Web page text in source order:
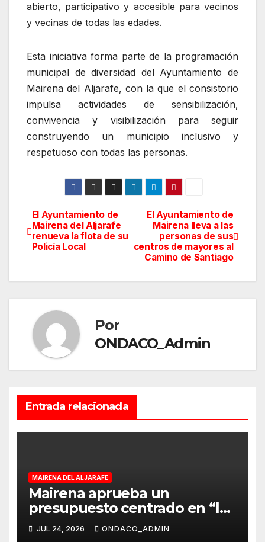
abierto, participativo y accesible para vecinos
y vecinas de todas las edades.
Esta iniciativa forma parte de la programación
municipal de diversidad del Ayuntamiento de
Mairena del Aljarafe, con la que el consistorio
impulsa actividades de sensibilización,
convivencia y visibilización para seguir
construyendo un municipio inclusivo y
respetuoso con todas las personas.
Navegación
de
El Ayuntamiento de
Mairena lleva a las
personas de sus
centros de mayores al
Camino de Santiago
El Ayuntamiento de
Mairena del Aljarafe
renueva la flota de su
Policía Local
Por
ONDACO_Admin
Entrada relacionada
MAIRENA DEL ALJARAFE
Mairena aprueba un
presupuesto centrado en “la
modernización de los
servicios esenciales, la
JUL 24, 2026 ONDACO_ADMIN